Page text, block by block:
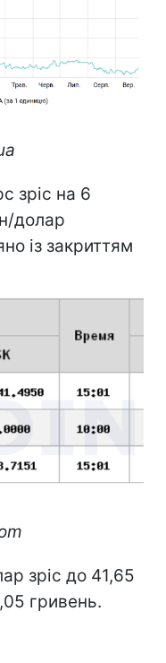
зріс на 6
долар
із закриттям
зріс до 41,65
гривень.